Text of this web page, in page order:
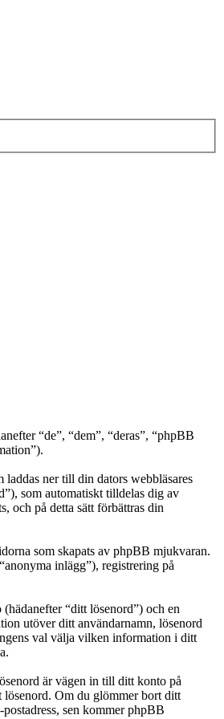
“de”, “dem”, “deras”, “phpBB
ner till din dators webbläsares
som automatiskt tilldelas dig av
och på detta sätt förbättras din
som skapats av phpBB mjukvaran.
inlägg”), registrering på
“ditt lösenord”) och en
utöver ditt användarnamn, lösenord
val välja vilken information i ditt
är vägen in till ditt konto på
lösenord. Om du glömmer bort ditt
sen kommer phpBB